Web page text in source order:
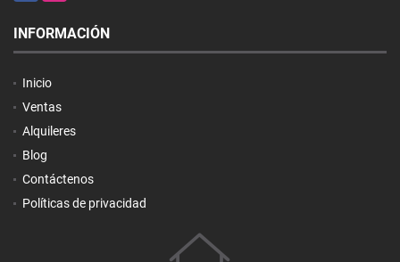
INFORMACIÓN
Inicio
Ventas
Alquileres
Blog
Contáctenos
Políticas de privacidad